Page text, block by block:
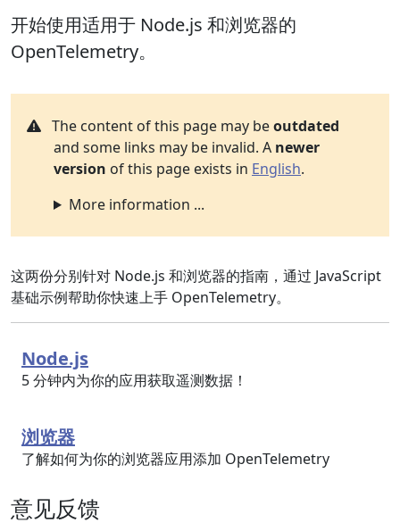
开始使用适用于 Node.js 和浏览器的
OpenTelemetry。
The content of this page may beoutdated
and some links may be invalid. A newer
version of this page exists in English.
More information ...
这两份分别针对 Node.js 和浏览器的指南，通过 JavaScript
基础示例帮助你快速上手 OpenTelemetry。
Node.js
5 分钟内为你的应用获取遥测数据！
浏览器
了解如何为你的浏览器应用添加 OpenTelemetry
意见反馈